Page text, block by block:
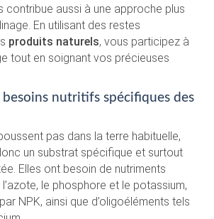
contribue aussi à une approche plus
En utilisant des restes
produits naturels, vous participez à
tout en soignant vos précieuses
besoins nutritifs spécifiques des
pas dans la terre habituelle,
un substrat spécifique et surtout
Elles ont besoin de nutriments
le phosphore et le potassium,
NPK, ainsi que d’oligoéléments tels